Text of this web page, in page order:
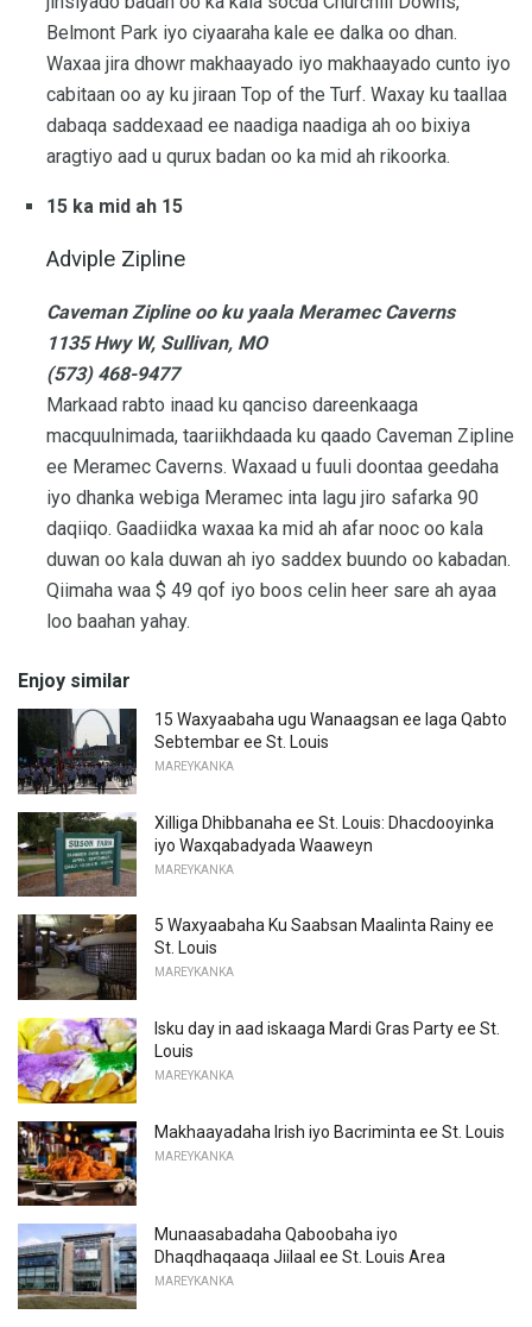
Belmont Park iyo ciyaaraha kale ee dalka oo dhan.
Waxaa jira dhowr makhaayado iyo makhaayado cunto iyo
cabitaan oo ay ku jiraan Top of the Turf. Waxay ku taallaa
dabaqa saddexaad ee naadiga naadiga ah oo bixiya
aragtiyo aad u qurux badan oo ka mid ah rikoorka.
15 ka mid ah 15
Adviple Zipline
Caveman Zipline oo ku yaala Meramec Caverns
1135 Hwy W, Sullivan, MO
(573) 468-9477
Markaad rabto inaad ku qanciso dareenkaaga
macquulnimada, taariikhdaada ku qaado Caveman Zipline
ee Meramec Caverns. Waxaad u fuuli doontaa geedaha
iyo dhanka webiga Meramec inta lagu jiro safarka 90
daqiiqo. Gaadiidka waxaa ka mid ah afar nooc oo kala
duwan oo kala duwan ah iyo saddex buundo oo kabadan.
Qiimaha waa $ 49 qof iyo boos celin heer sare ah ayaa
loo baahan yahay.
Enjoy similar
15 Waxyaabaha ugu Wanaagsan ee laga Qabto
Sebtembar ee St. Louis
MAREYKANKA
Xilliga Dhibbanaha ee St. Louis: Dhacdooyinka
iyo Waxqabadyada Waaweyn
MAREYKANKA
5 Waxyaabaha Ku Saabsan Maalinta Rainy ee
St. Louis
MAREYKANKA
Isku day in aad iskaaga Mardi Gras Party ee St.
Louis
MAREYKANKA
Makhaayadaha Irish iyo Bacriminta ee St. Louis
MAREYKANKA
Munaasabadaha Qaboobaha iyo
Dhaqdhaqaaqa Jiilaal ee St. Louis Area
MAREYKANKA